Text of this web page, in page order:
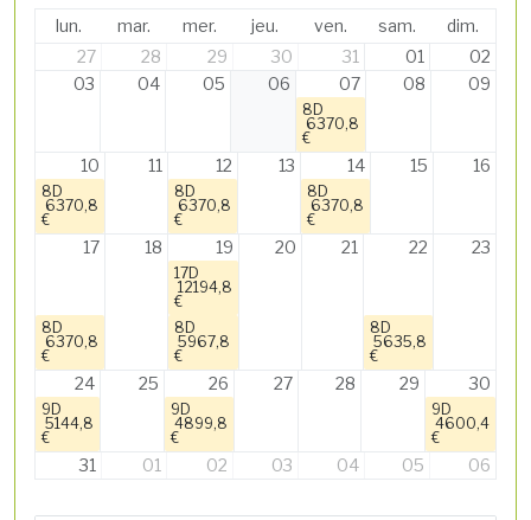
lun. mar. mer. jeu. ven. sam.
dim.
27
28 29 30 31 01
02
03
04 05 06 07
8D
6370,8
€
08 09
10
8D
6370,8
€
11 12
8D
6370,8
€
13 14
8D
6370,8
€
15 16
17
8D
6370,8
€
18 19
17D
12194,8
€
8D
5967,8
€
20 21 22
8D
5635,8
€
23
24
9D
5144,8
€
25 26
9D
4899,8
€
27 28 29 30
9D
4600,4
€
31 01 02 03 04 05 06